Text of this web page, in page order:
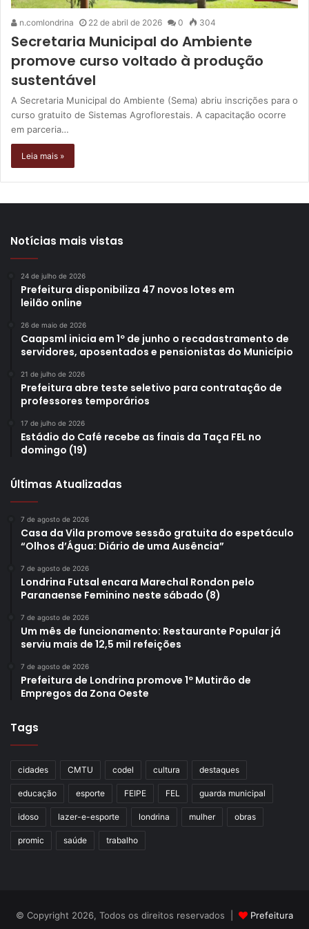
n.comlondrina 22 de abril de 2026 0 304
Secretaria Municipal do Ambiente
promove curso voltado à produção
sustentável
A Secretaria Municipal do Ambiente (Sema) abriu inscrições para o
curso gratuito de Sistemas Agroflorestais. A capacitação ocorre
em parceria…
Leia mais »
Notícias mais vistas
24 de julho de 2026
Prefeitura disponibiliza 47 novos lotes em
leilão online
26 de maio de 2026
Caapsml inicia em 1º de junho o recadastramento de
servidores, aposentados e pensionistas do Município
21 de julho de 2026
Prefeitura abre teste seletivo para contratação de
professores temporários
17 de julho de 2026
Estádio do Café recebe as finais da Taça FEL no
domingo (19)
Últimas Atualizadas
7 de agosto de 2026
Casa da Vila promove sessão gratuita do espetáculo
“Olhos d’Água: Diário de uma Ausência”
7 de agosto de 2026
Londrina Futsal encara Marechal Rondon pelo
Paranaense Feminino neste sábado (8)
7 de agosto de 2026
Um mês de funcionamento: Restaurante Popular já
serviu mais de 12,5 mil refeições
7 de agosto de 2026
Prefeitura de Londrina promove 1º Mutirão de
Empregos da Zona Oeste
Tags
cidades CMTU codel cultura destaques
educação esporte FEIPE FEL guarda municipal
idoso lazer-e-esporte londrina mulher obras
promic saúde trabalho
© Copyright 2026, Todos os direitos reservados | Prefeitura